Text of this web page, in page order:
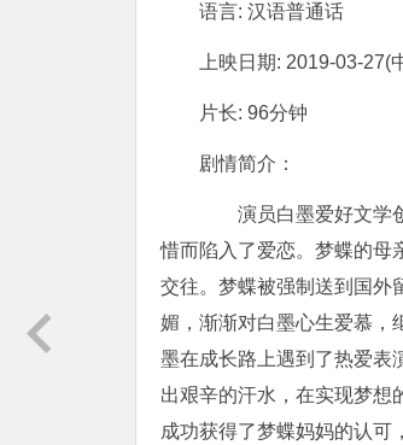
语言: 汉语普通话
上映日期: 2019-03-27(
片长: 96分钟
剧情简介：
演员白墨爱好文学创
惜而陷入了爱恋。梦蝶的母
交往。梦蝶被强制送到国外
媚，渐渐对白墨心生爱慕，
墨在成长路上遇到了热爱表
出艰辛的汗水，在实现梦想
成功获得了梦蝶妈妈的认可